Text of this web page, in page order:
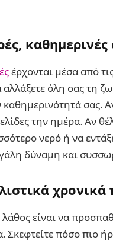
καθημερινές
έρχονται μέσα από
όλη σας τη
σας.
την ημέρα. Αν
νερό ή να
δύναμη και
χρονικά
είναι να
Σκεφτείτε πόσο πιο